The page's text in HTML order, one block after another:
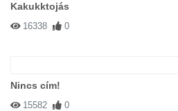
Kakukktojás
16338 0
Nincs cím!
15582 0